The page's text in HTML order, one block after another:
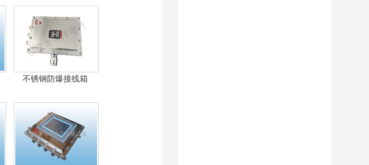
不锈钢防爆接线箱